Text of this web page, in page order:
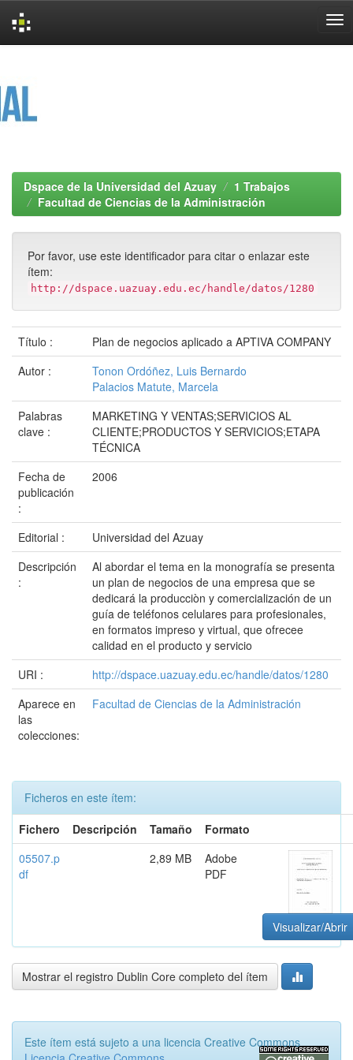
Dspace de la Universidad del Azuay
1 Trabajos
Facultad de Ciencias de la Administración
Por favor, use este identificador para citar o enlazar este
ítem:
http://dspace.uazuay.edu.ec/handle/datos/1280
Título :
Plan de negocios aplicado a APTIVA COMPANY
Autor :
Tonon Ordóñez, Luis Bernardo
Palacios Matute, Marcela
Palabras
clave :
MARKETING Y VENTAS;SERVICIOS AL
CLIENTE;PRODUCTOS Y SERVICIOS;ETAPA
TÉCNICA
Fecha de
publicación
:
2006
Editorial :
Universidad del Azuay
Descripción
:
Al abordar el tema en la monografía se presenta
un plan de negocios de una empresa que se
dedicará la producciòn y comercialización de un
guía de teléfonos celulares para profesionales,
en formatos impreso y virtual, que ofrecee
calidad en el producto y servicio
URI :
http://dspace.uazuay.edu.ec/handle/datos/1280
Aparece en
las
colecciones:
Facultad de Ciencias de la Administración
Ficheros en este ítem:
Fichero
Descripción Tamaño
Formato
05507.p
df
2,89 MB
Adobe
PDF
Visualizar/Abrir
Mostrar el registro Dublin Core completo del ítem
Este ítem está sujeto a una licencia Creative Commons